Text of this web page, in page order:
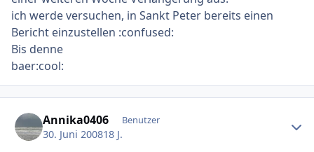
ich werde versuchen, in Sankt Peter bereits einen
Bericht einzustellen :confused:
Bis denne
baer:cool:
Annika0406 Benutzer
30. Juni 200818 J.